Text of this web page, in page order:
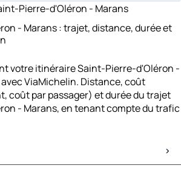
Pierre-d'Oléron - Marans
- Marans : trajet, distance, durée et
votre itinéraire Saint-Pierre-d'Oléron -
ViaMichelin. Distance, coût
coût par passager) et durée du trajet
- Marans, en tenant compte du trafic